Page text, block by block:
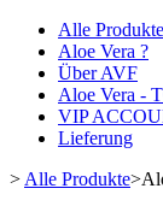
Alle Produkte
Aloe Vera ?
Über AVF
Aloe Vera -
VIP
Lieferung
> Alle Produkte>